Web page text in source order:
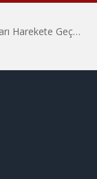
Hiroşima’nın 81. Yılında İtalyan Savaş Karşıtları Harekete Geçti: “Hatırlamak yeterli değil”